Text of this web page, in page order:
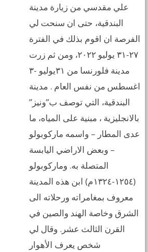
علي مقدسي من زيارة مدينة
البندقية، حتى ان سنحت لي
الفرصة ان اقوم بذلك في الفترة
٢٧-٣١ يوليو ٢٠٢٢، ومن ثم زرت
مدينة فلورنسا من ٣١يوليو -٣
اغسطس من نفس العام . مدينة
البندقية، التي توصف ب”ونيز”
بالانجليزية ، مبنية على المياه، ما
عدى المطار – واسمه ماركوبولو
– وبعض الاراضي اليابسة
المتصلة به. وماركوبولو
(١٢٥٤-١٣٢٤م) ابن هذه المدينة
معروف بمغامراته ورحلاته الى
الشرق وخاصة الهند والصين في
القرن الثالث عشر. وقال لي
شخص يعرف الأهوار